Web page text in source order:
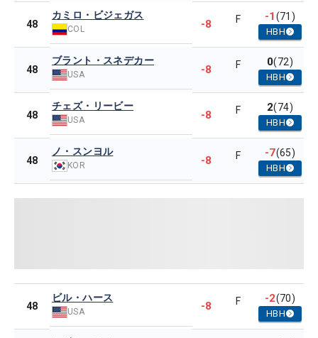
48
カミロ・ビジェガス
COL -8 F -1(71)
HBH
48
ブラント・スネデカー
USA -8 F 0(72)
HBH
48
チェズ・リービー
USA -8 F 2(74)
HBH
48
ノ・スンヨル
KOR -8 F -7(65)
HBH
48
ビル・ハース
USA -8 F -2(70)
HBH